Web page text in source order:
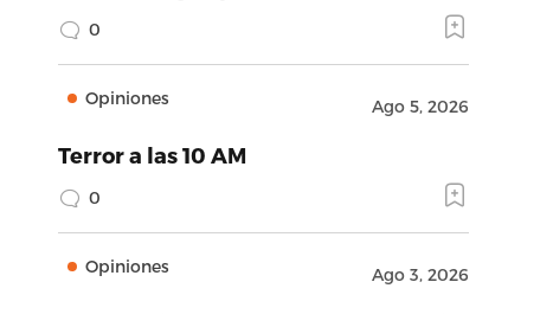
0
Opiniones Ago 5, 2026
Terror a las 10 AM
0
Opiniones Ago 3, 2026